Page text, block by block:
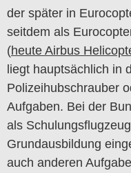
der später in
seitdem als
(heute Airbus
liegt hauptsächlich in
Polizeihubschrauber
Aufgaben. Bei der
als
Grundausbildung
auch anderen